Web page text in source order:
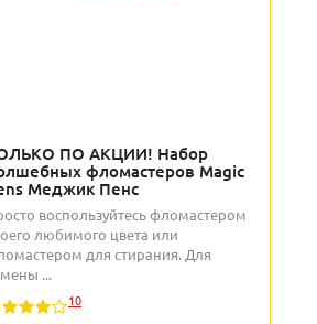
ПО АКЦИИ! Набор
фломастеров Magic
Меджик Пенс
воспользуйтесь фломастером
любимого цвета или
для стирания. Для
...
10